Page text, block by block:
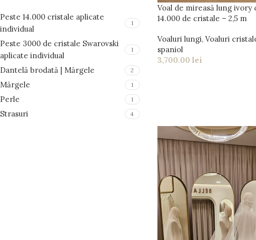
Peste 14.000 cristale aplicate
individual
1
Peste 3000 de cristale Swarovski
aplicate individual
1
Dantelă brodată | Mărgele 2
Mărgele 1
Perle 1
Strasuri 4
Voal de mireasă lung ivory
14.000 de cristale – 2,5 m
Voaluri lungi, Voaluri
spaniol
3,700.00 lei